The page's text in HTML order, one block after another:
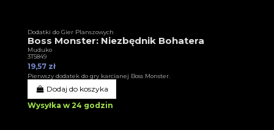
Dodatki do Gier Planszowych
Boss Monster: Niezbędnik Bohatera
Muduko
3T5849
19,57 zł
Pierwszy dodatek do gry karcianej Boss Monster.
Dodaj do koszyka
Wysyłka w 24 godzin